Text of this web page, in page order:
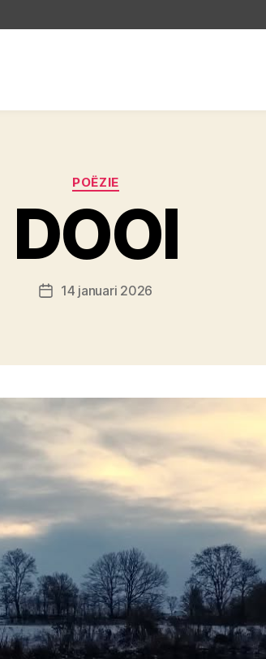
Categorieën
POËZIE
DOOI
Berichtdatum
14 januari 2026